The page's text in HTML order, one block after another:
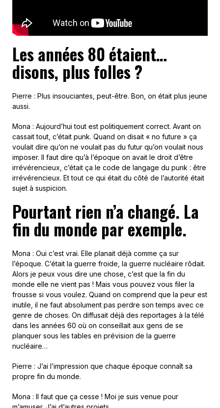
Les années 80 étaient…
disons, plus folles ?
Pierre : Plus insouciantes, peut-être. Bon, on était plus jeune
aussi.
Mona : Aujourd’hui tout est politiquement correct. Avant on
cassait tout, c’était punk. Quand on disait « no future » ça
voulait dire qu’on ne voulait pas du futur qu’on voulait nous
imposer. Il faut dire qu’à l’époque on avait le droit d’être
irrévérencieux, c’était ça le code de langage du punk : être
irrévérencieux. Et tout ce qui était du côté de l’autorité était
sujet à suspicion.
Pourtant rien n’a changé. La
fin du monde par exemple.
Mona : Oui c’est vrai. Elle planait déjà comme ça sur
l’époque. C’était la guerre froide, la guerre nucléaire rôdait.
Alors je peux vous dire une chose, c’est que la fin du
monde elle ne vient pas ! Mais vous pouvez vous filer la
frousse si vous voulez. Quand on comprend que la peur est
inutile, il ne faut absolument pas perdre son temps avec ce
genre de choses. On diffusait déjà des reportages à la télé
dans les années 60 où on conseillait aux gens de se
planquer sous les tables en prévision de la guerre
nucléaire…
Pierre : J’ai l’impression que chaque époque connaît sa
propre fin du monde.
Mona : Il faut que ça cesse ! Moi je suis venue pour